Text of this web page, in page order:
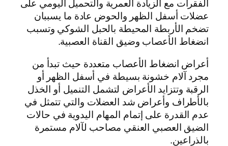
الفقرات مع الزيادة العمرية والتحميل اليومي على
عضلات أسفل الظهر والحوض عادة ما يسببان
تضخم الأربطة المحيطة بالحبل الشوكي وتسبب
انضغاط الأعصاب وضيق القناة العصبية.
أعراض انضغاط الأعصاب متعددة حيث تبدأ من
مجرد آلام خشونة بسيطة في أسفل الظهر أو
الرقبة وتتزايد الأعراض لتشمل التنميل أو الخذل
بالأطراف وأعراض شد العضلات والتي تتمثل في
عدم القدرة على إتمام المهام اليدوية في حالات
الضيق العصبي العنقي مصاحب لآلام مستمرة
بالذراعين.